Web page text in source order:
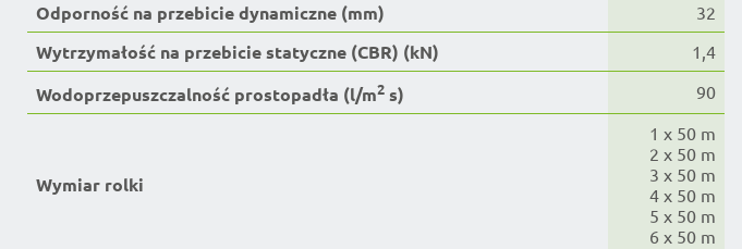
Odporność na przebicie dynamiczne (mm) 32
Wytrzymałość na przebicie statyczne (CBR) (kN) 1,4
Wodoprzepuszczalność prostopadła (l/m2 s) 90
Wymiar rolki
1 x 50 m
2 x 50 m
3 x 50 m
4 x 50 m
5 x 50 m
6 x 50 m